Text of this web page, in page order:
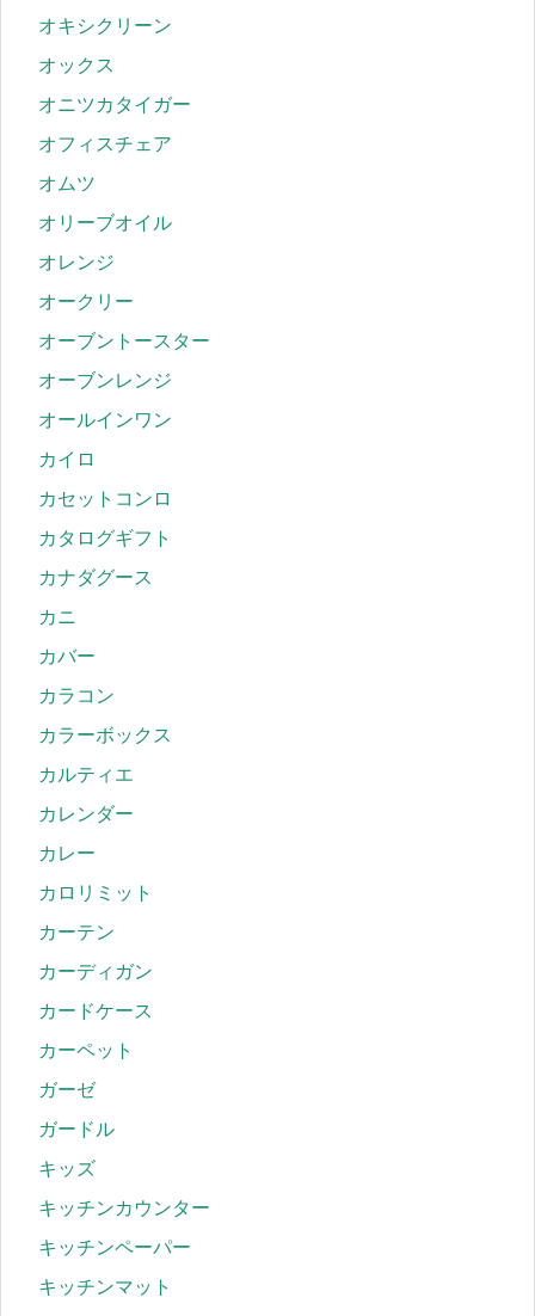
オキシクリーン
オックス
オニツカタイガー
オフィスチェア
オムツ
オリーブオイル
オレンジ
オークリー
オーブントースター
オーブンレンジ
オールインワン
カイロ
カセットコンロ
カタログギフト
カナダグース
カニ
カバー
カラコン
カラーボックス
カルティエ
カレンダー
カレー
カロリミット
カーテン
カーディガン
カードケース
カーペット
ガーゼ
ガードル
キッズ
キッチンカウンター
キッチンペーパー
キッチンマット